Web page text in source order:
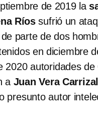
de 2019 la
Ríos sufrió un
de parte de dos
en diciembre
2020 autoridades
a Juan Vera
presunto autor